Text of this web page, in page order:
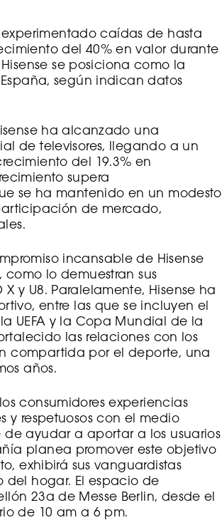
caídas de hasta
del 40% en valor durante
se posiciona como la
según indican datos
ha alcanzado una
de televisores, llegando a un
del 19.3% en
supera
se ha mantenido en un modesto
de mercado,
incansable de Hisense
como lo demuestran sus
X y U8. Paralelamente, Hisense ha
entre las que se incluyen el
UEFA y la Copa Mundial de la
las relaciones con los
compartida por el deporte, una
años.
consumidores experiencias
y respetuosos con el medio
ayudar a aportar a los usuarios
planea promover este objetivo
exhibirá sus vanguardistas
del hogar. El espacio de
23a de Messe Berlin, desde el
de 10 am a 6 pm.